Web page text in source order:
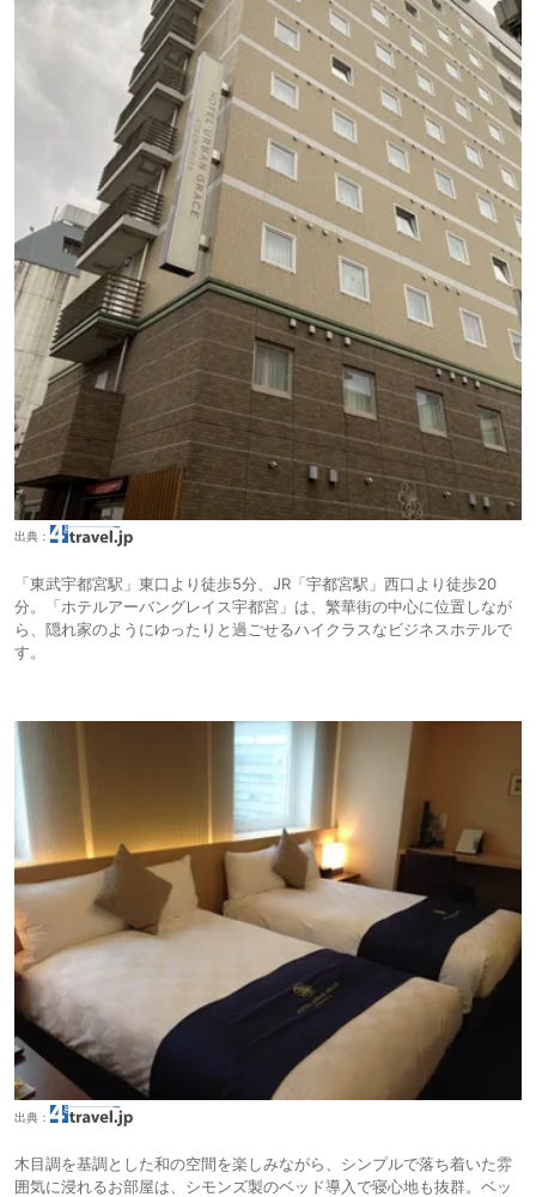
出典：
「東武宇都宮駅」東口より徒歩5分、JR「宇都宮駅」西口より徒歩20
分。「ホテルアーバングレイス宇都宮」は、繁華街の中心に位置しなが
ら、隠れ家のようにゆったりと過ごせるハイクラスなビジネスホテルで
す。
出典：
木目調を基調とした和の空間を楽しみながら、シンプルで落ち着いた雰
囲気に浸れるお部屋は、シモンズ製のベッド導入で寝心地も抜群。ベッ